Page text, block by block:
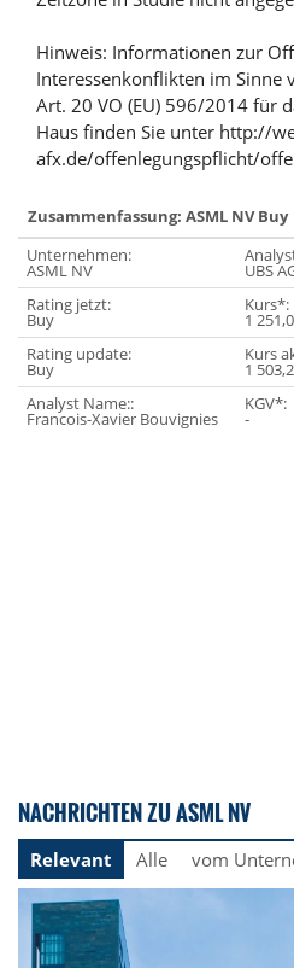
Hinweis: Informationen zur
Interessenkonflikten im Sinne
Art. 20 VO (EU) 596/2014 für
Haus finden Sie unter http://
afx.de/offenlegungspflicht/
Zusammenfassung: ASML NV Buy
Unternehmen:
ASML NV UBS
Rating jetzt:
Buy
Kurs*:
1
Rating update:
Buy
Kurs
1
Analyst Name::
Francois-Xavier Bouvignies
KGV*:
-
NACHRICHTEN ZU ASML NV
Relevant Alle vom